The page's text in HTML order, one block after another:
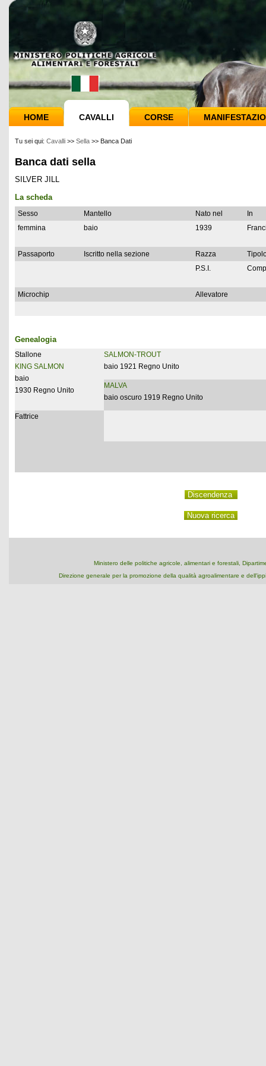
HOME CAVALLI CORSE
Tu sei qui: Cavalli >> Sella >> Banca Dati
Banca dati sella
SILVER JILL
La scheda
Sesso Mantello Nato nel
In
femmina
baio 1939
Passaporto Iscritto nella sezione Razza
P.S.I.
Microchip Allevatore
Genealogia
Stallone
KING SALMON
baio
1930 Regno Unito
SALMON-TROUT
baio 1921 Regno Unito
MALVA
baio oscuro 1919 Regno Unito
Fattrice
Ministero delle politiche agricole, alimentari e forestali,
Direzione generale per la promozione della qualità agroalimentare e